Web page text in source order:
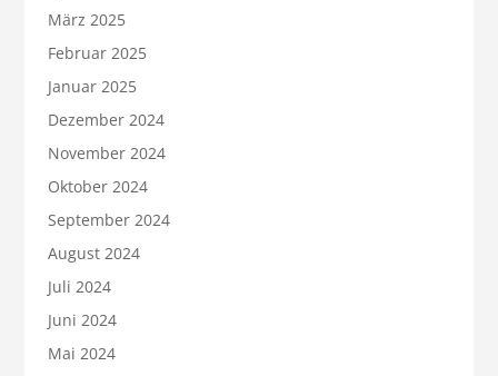
März 2025
Februar 2025
Januar 2025
Dezember 2024
November 2024
Oktober 2024
September 2024
August 2024
Juli 2024
Juni 2024
Mai 2024